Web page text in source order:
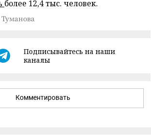
более 12,4 тыс. человек.
Подписывайтесь на наши
каналы
Комментировать